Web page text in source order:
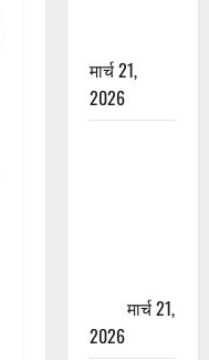
मार्च 21,
2026
मार्च 21,
2026